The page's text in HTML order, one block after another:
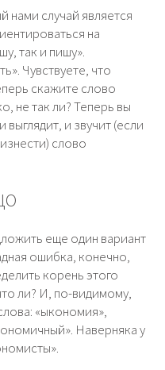
случай является
на
так и пишу».
Чувствуете, что
скажите слово
не так ли? Теперь вы
и звучит (если
слово
еще один вариант
ошибка, конечно,
корень этого
ли? И, по-видимому,
«ыкономия»,
Наверняка у